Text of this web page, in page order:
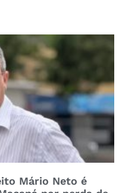
Mário Neto é